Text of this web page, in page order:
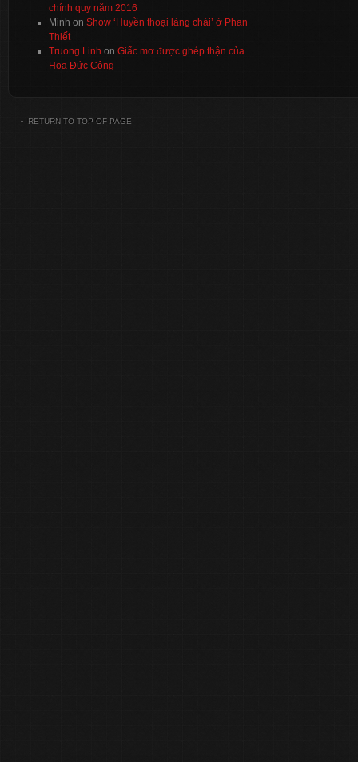
chính quy năm 2016
Minh on Show ‘Huyền thoại làng chài’ ở Phan
Thiết
Truong Linh on Giấc mơ được ghép thận của
Hoa Đức Công
RETURN TO TOP OF PAGE